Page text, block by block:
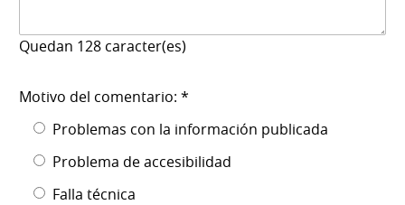
Quedan 128 caracter(es)
Motivo del comentario: *
Problemas con la información publicada
Problema de accesibilidad
Falla técnica